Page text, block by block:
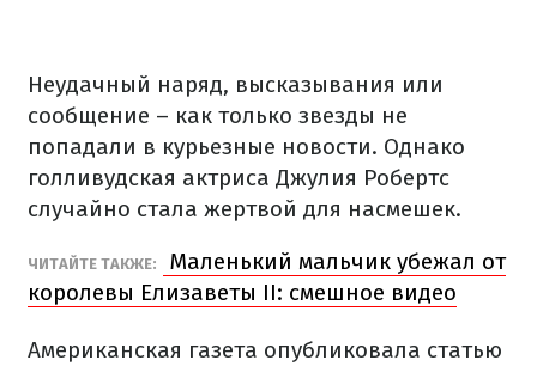
Неудачный наряд, высказывания или
сообщение – как только звезды не
попадали в курьезные новости. Однако
голливудская актриса Джулия Робертс
случайно стала жертвой для насмешек.
ЧИТАЙТЕ ТАКЖЕ:
Маленький мальчик убежал от
королевы Елизаветы II: смешное видео
Американская газета опубликовала статью